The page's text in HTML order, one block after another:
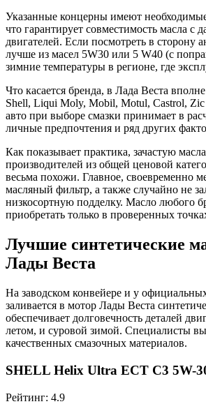
Указанные концерны имеют
что гарантирует совместимость масла с
двигателей. Если посмотреть в сторону
лучше из масел 5W30 или 5 W40 (c
зимние температуры в регионе, где
Что касается бренда, в Лада Веста
Shell, Liqui Moly, Mobil, Motul, Castrol,
авто при выборе смазки принимает в
личные предпочтения и ряд других
Как показывает практика, зачастую
производителей из общей ценовой
весьма похожи. Главное, своевременно
масляный фильтр, а также случайно не
низкосортную подделку. Масло любого
приобретать только в проверенных
Лучшие синтетические
Лады Веста
На заводском конвейере и у
заливается в мотор Лады Веста
обеспечивает долговечность деталей
летом, и суровой зимой. Специалисты
качественных смазочных материалов.
SHELL Helix Ultra ECT C3 5W-
Рейтинг: 4.9